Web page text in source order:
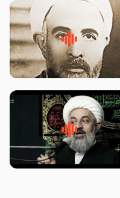
روضه‌ی مجلس یزید ملعون و
اسارت اهل‌بیت علیهم‌السلام –
محدث زاده
زیارتی که اسباب رزق زیاد و عمر
طولانی است حجت السلام حسین